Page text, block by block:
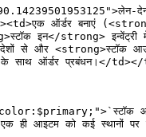
ऑर्डर बनाएं
इन</strong>
से और
के साथ ऑर्डर प्रबंधन।</
आइटम को कई स्थानों